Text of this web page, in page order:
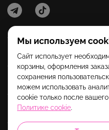
Категории
Помощь
Информация
Мы используем
Сайт использует
корзины, оформления
сохранения
можем использовать
cookie только после
Политике cookie.